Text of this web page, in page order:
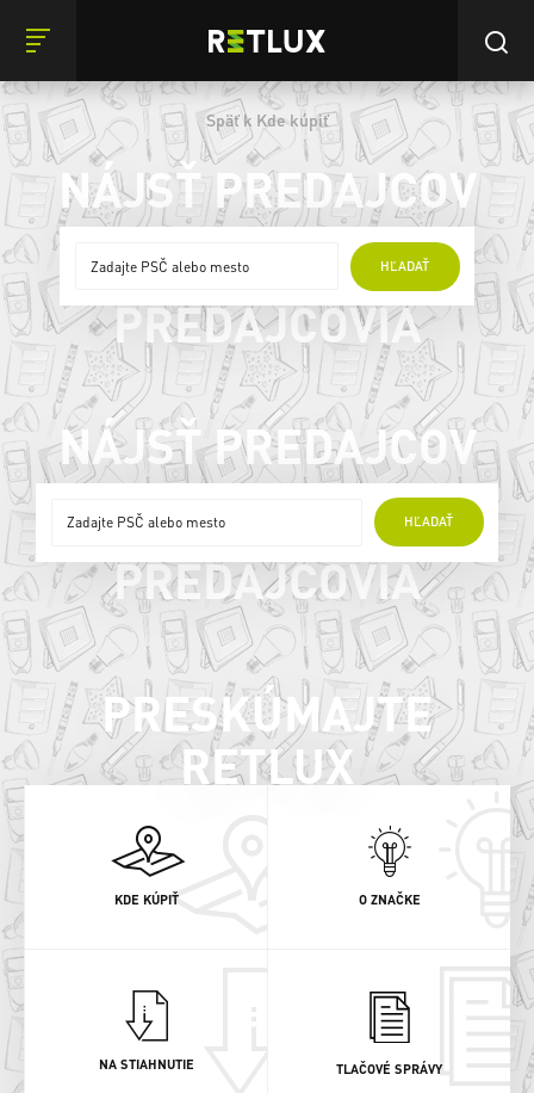
Späť k Kde kúpiť
NÁJSŤ PREDAJCOV
HĽADAŤ
ONLINE
PREDAJCOVIA
NÁJSŤ PREDAJCOV
HĽADAŤ
ONLINE
PREDAJCOVIA
PRESKÚMAJTE
RETLUX
KDE KÚPIŤ O ZNAČKE
NA STIAHNUTIE TLAČOVÉ SPRÁVY